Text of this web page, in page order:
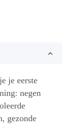
je eerste
negen
gezonde